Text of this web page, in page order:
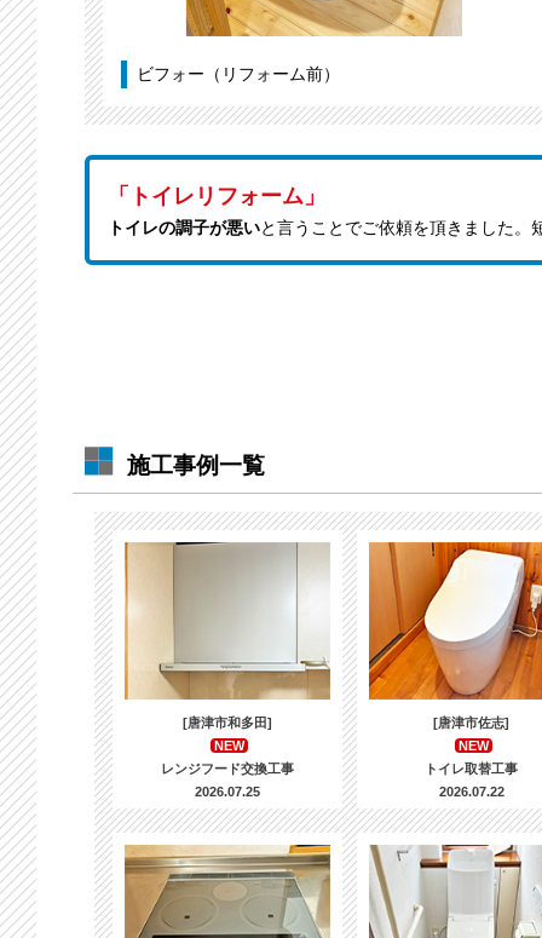
ビフォー（リフォーム前）
「トイレリフォーム」
トイレの調子が悪いと言うことでご依頼を頂きました。
施工事例一覧
[唐津市和多田]
NEW
レンジフード交換工事
2026.07.25
[唐津市佐志]
NEW
トイレ取替工事
2026.07.22